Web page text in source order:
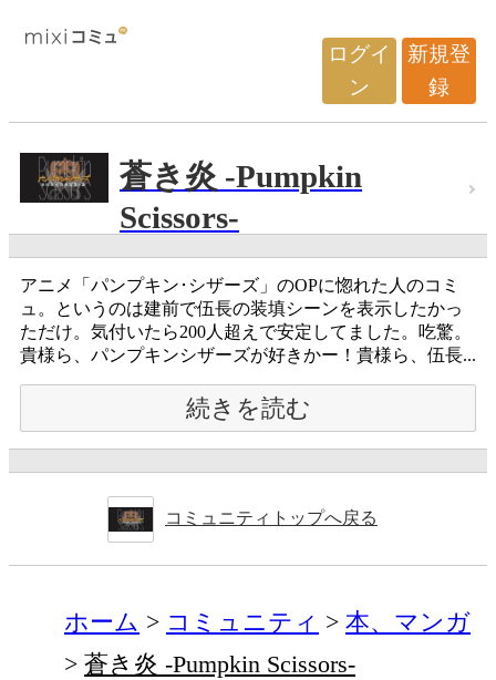
ログイ
ン
新規登
録
蒼き炎 -Pumpkin
Scissors-
アニメ「パンプキン･シザーズ」のOPに惚れた人のコミ
ュ。というのは建前で伍長の装填シーンを表示したかっ
ただけ。気付いたら200人超えで安定してました。吃驚。
貴様ら、パンプキンシザーズが好きかー！貴様ら、伍長...
続きを読む
コミュニティトップへ戻る
ホーム コミュニティ
本、マンガ
蒼き炎 -Pumpkin Scissors-